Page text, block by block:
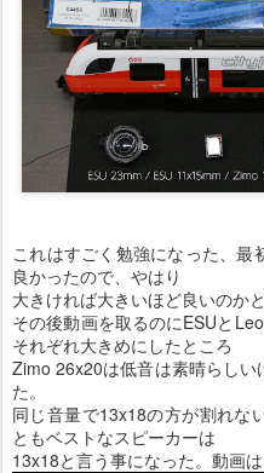
これはすごく勉強になった、
良かったので、やはり
大きければ大きいほど良いのか
その後動画を取るのにESUと
それぞれ大きめにしたところ
Zimo 26x20は低音は素晴らし
た。
同じ音量で13x18の方が割れな
ともベストなスピーカーは
13x18と言う事になった。動画は